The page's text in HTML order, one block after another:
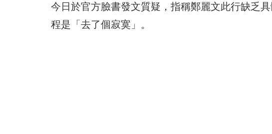
今日於官方臉書發文質疑，指稱鄭麗文此行缺乏
程是「去了個寂寞」。